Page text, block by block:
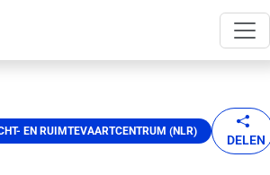
EN RUIMTEVAARTCENTRUM (NLR)
DELEN